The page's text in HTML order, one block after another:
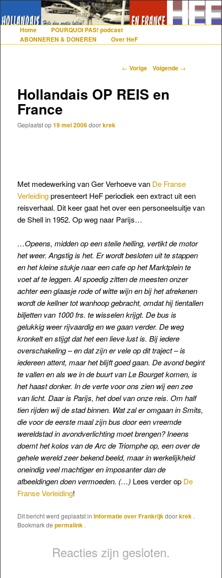
De gezelligste website voor Nederlanders die iets met Frankrijk hebben
HoofdmenuSpring naar de primaire inhoud
Spring naar de secundaire inhoud
Home
POURQUOI PAS! podcast
ABONNEREN & DONEREN
Over HeF
Berichtnavigatie
← Vorige Volgende →
Hollandais OP REIS en
France
Geplaatst op19 mei 2006doorkrek
Met medewerking van Ger Verhoeve van De Franse
Verleidingpresenteert HeF periodiek een extract uit een
reisverhaal. Dit keer gaat het over een personeelsuitje van
de Shell in 1952. Op weg naar Parijs…
…Opeens, midden op een steile helling, vertikt de motor
het weer. Angstig is het. Er wordt besloten uit te stappen
en het kleine stukje naar een cafe op het Marktplein te
voet af te leggen. Al spoedig zitten de meesten onzer
achter een glaasje rode of witte wijn en bij het afrekenen
wordt de kellner tot wanhoop gebracht, omdathij tientallen
biljetten van 1000 frs. te wisselen krijgt. De bus is
gelukkig weer rijvaardig en we gaan verder. De weg
kronkelt en stijgt dat het een lieve lust is. Bij iedere
overschakeling – en dat zijn er vele op dit traject – is
iedereen attent, maar het blijft goed gaan. De avond begint
te vallen en als we in de buurt van Le Bourget komen, is
het haast donker. In de verte voor ons zien wij een zee
van licht. Daar is Parijs, het doel van onze reis. Om half
tien rijden wij de stad binnen. Wat zal er omgaan in Smits,
die voor de eerste maal zijn bus door een vreemde
wereldstad in avondverlichting moet brengen? Ineens
doemt het kolos van de Arc de Triomphe op, een over de
gehele wereld zeer bekend beeld, maar in werkelijkheid
oneindig veel machtiger en imposanter dan de
afbeeldingen doen vermoeden. (…)Lees verder op De
Franse Verleiding!
Dit bericht werd geplaatst in Informatie over Frankrijkdoorkrek .
Bookmark de permalink .
Reacties zijn gesloten.